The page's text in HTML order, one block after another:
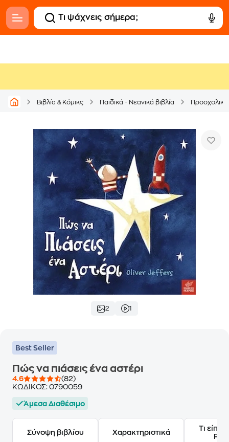
Βιβλία & Κόμικς Παιδικά - Νεανικά βιβλία Προσχολικά
2 1
Best Seller
Πώς να πιάσεις ένα αστέρι
4.6
(82)
ΚΩΔΙΚΟΣ: 0790059
Άμεσα Διαθέσιμο
Σύνοψη βιβλίου Χαρακτηριστικά
Τι